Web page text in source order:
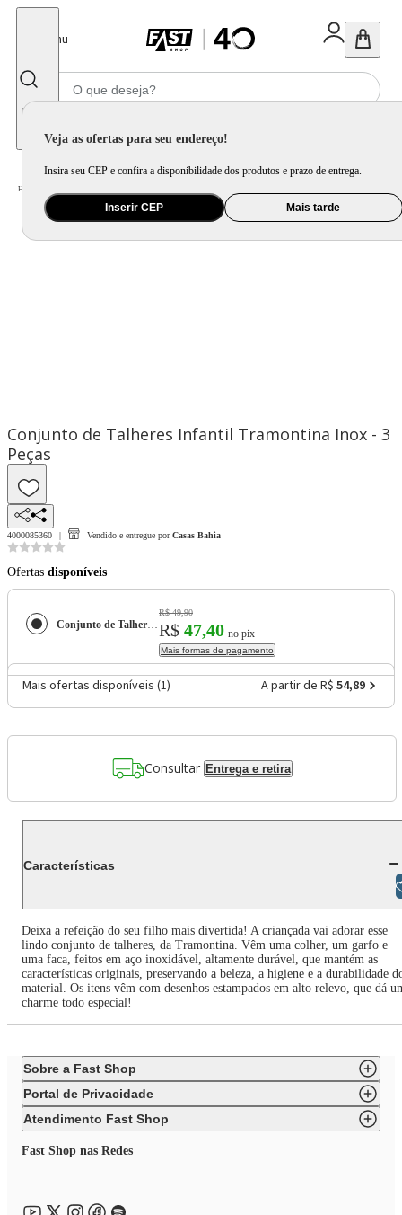
Menu
Veja as ofertas para seu endereço!
Insira seu CEP e confira a disponibilidade dos produtos e prazo de entrega.
Inserir CEP Mais tarde
Home
Conjunto de Talheres Infantil Tramontina Inox - 3
Peças
4000085360 Vendido e entregue por Casas Bahia
Ofertas disponíveis
Conjunto de Talheres Infantil Tramontina Inox - 3 Peças
R$ 49,90
R$ 47,40 no pix
Mais formas de pagamento
Mais ofertas disponíveis (1) A partir de R$ 54,89
Consultar Entrega e retira
Características
Deixa a refeição do seu filho mais divertida! A criançada vai adorar esse
lindo conjunto de talheres, da Tramontina. Vêm uma colher, um garfo e
uma faca, feitos em aço inoxidável, altamente durável, que mantém as
características originais, preservando a beleza, a higiene e a durabilidade
material. Os itens vêm com desenhos estampados em alto relevo, que dá
charme todo especial!
Sobre a Fast Shop
Portal de Privacidade
Atendimento Fast Shop
Fast Shop nas Redes